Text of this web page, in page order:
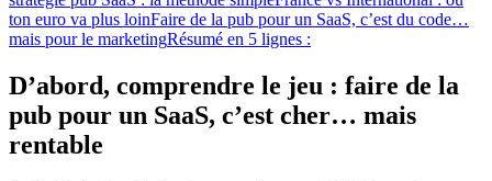
ton euro va plus loinFaire de la pub pour un SaaS, c’est du code…
mais pour le marketingRésumé en 5 lignes :
D’abord, comprendre le jeu : faire de la
pub pour un SaaS, c’est cher… mais
rentable